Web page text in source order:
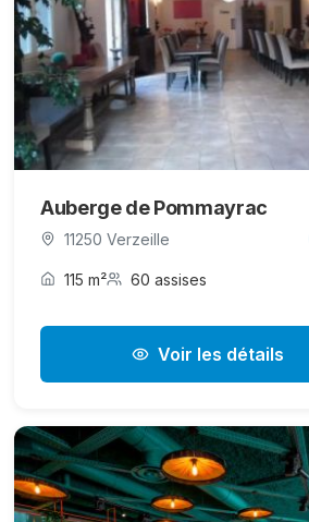
Auberge de Pommayrac
11250 Verzeille
115 m² 60 assises
Voir les détails